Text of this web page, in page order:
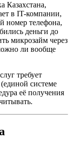
Казахстана,
в IT-компании,
номер телефона,
деньги до
микрозайм через
ли вообще
требует
системе
её получения